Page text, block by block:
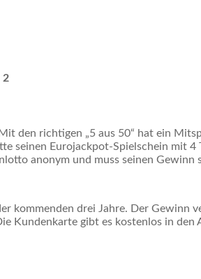
2
den richtigen „5 aus 50“ hat ein
seinen Eurojackpot-Spielschein mit
anonym und muss seinen Gewinn
kommenden drei Jahre. Der
Kundenkarte gibt es kostenlos in